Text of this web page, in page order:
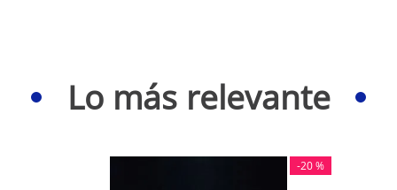
Lo más relevante
-20 %